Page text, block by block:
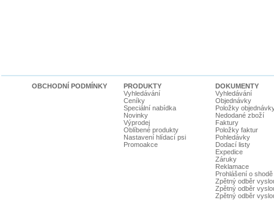
OBCHODNÍ PODMÍNKY
PRODUKTY
Vyhledávání
Ceníky
Speciální nabídka
Novinky
Výprodej
Oblíbené produkty
Nastavení hlídací psi
Promoakce
DOKUMENTY
Vyhledávání
Objednávky
Položky
Nedodané zboží
Faktury
Položky faktur
Pohledávky
Dodací listy
Expedice
Záruky
Reklamace
Prohlášení o shodě
Zpětný odběr
Zpětný odběr
Zpětný odběr